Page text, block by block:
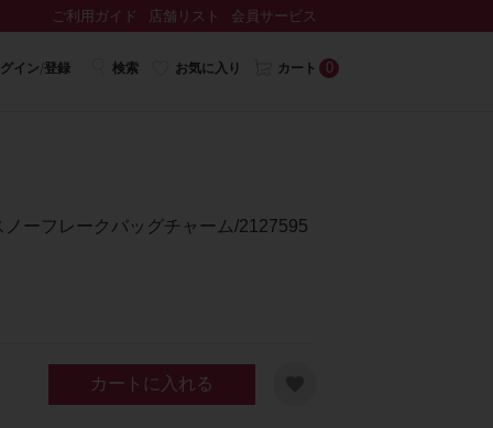
ご利用ガイド 店舗リスト 会員サービス
イン/登録 検索 お気に入り カート 0
ーフレークバッグチャーム/2127595
カートに入れる